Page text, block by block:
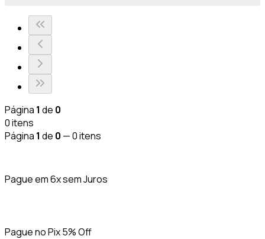
Página 1 de 0
0itens
Página 1 de 0 —0itens
Pague em 6x sem Juros
Pague no Pix 5% Off